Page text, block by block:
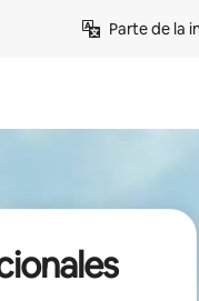
Parte de la